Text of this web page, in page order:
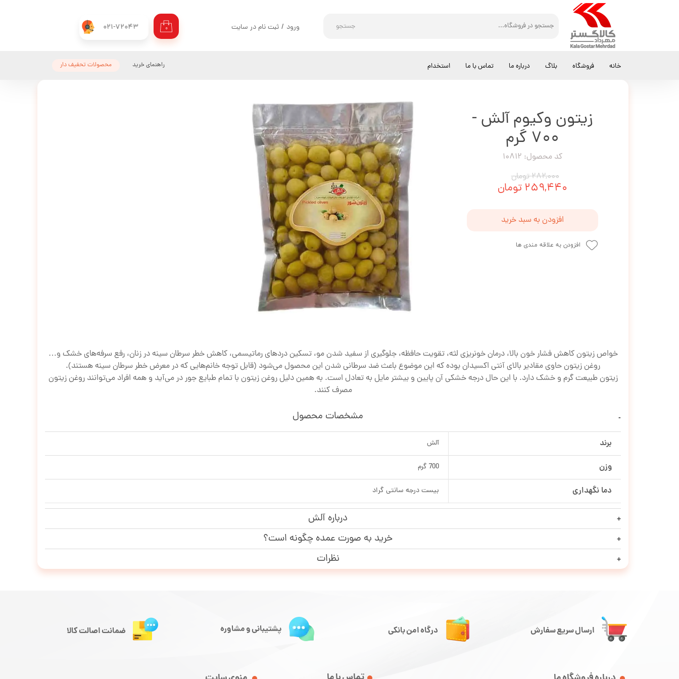
021-72043 جستجو ۰ ورود / ثبت نام در سایت
خانه فروشگاه بلاگ درباره ما تماس با ما استخدام محصولات تحفیف دار راهنمای خرید کالاگستر مهرداد زیتون زیتون وکیوم آلش - 700 گرم
زیتون وکیوم آلش -
700 گرم
کد محصول: 10812
۲۸۲,۰۰۰ تومان
۲۵۹,۴۴۰ تومان
افزودن به سبد خرید
افزودن به علاقه مندی ها
خواص زیتون کاهش فشار خون بالا، درمان خونریزی لثه، تقویت حافظه، جلوگیری از سفید شدن مو، تسکین دردهای رماتیسمی، کاهش خطر سرطان سینه در زنان، رفع سرفه‌های خشک و…
روغن زیتون حاوی مقادیر بالای آنتی اکسیدان بوده که این موضوع باعث ضد سرطانی شدن این محصول می‌شود (قابل توجه خانم‌هایی که در معرض خطر سرطان سینه هستند).
زیتون طبیعت گرم و خشک دارد. با این حال درجه خشکی آن پایین و بیشتر مایل به تعادل است. به همین دلیل روغن زیتون با تمام طبایع جور در می‌آید و همه افراد می‌توانند روغن زیتون
مصرف کنند.
مشخصات محصول
برند آلش
وزن 700 گرم
دما نگهداری بیست درجه سانتی گراد
درباره آلش
خرید به صورت عمده چگونه است؟
نظرات
ارسال سریع سفارش درگاه امن بانکی پشتیبانی و مشاوره ضمانت اصالت کالا